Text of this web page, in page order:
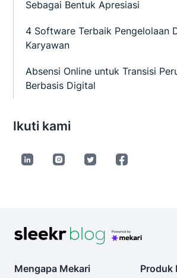
Sebagai Bentuk Apresiasi
4 Software Terbaik Pengelolaan
Karyawan
Absensi Online untuk Transisi
Berbasis Digital
Ikuti kami
Mengapa Mekari
Produk